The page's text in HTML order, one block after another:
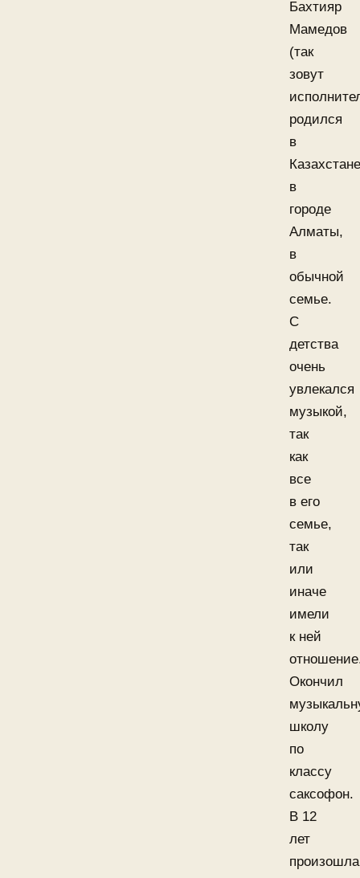
Бахтияр
Мамедов
(так
зовут
родился
в
в
городе
Алматы,
в
обычной
семье.
С
детства
очень
увлекался
музыкой,
так
как
все
в его
семье,
так
или
иначе
имели
к ней
Окончил
школу
по
классу
саксофон.
В 12
лет
произошла